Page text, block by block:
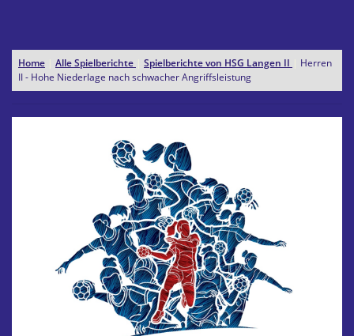
Home Alle Spielberichte Spielberichte von HSG Langen II
Herren
II - Hohe Niederlage nach schwacher Angriffsleistung